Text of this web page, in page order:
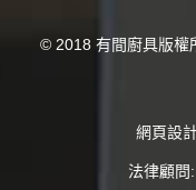
© 2018 有間廚具版權
網頁設
法律顧問: